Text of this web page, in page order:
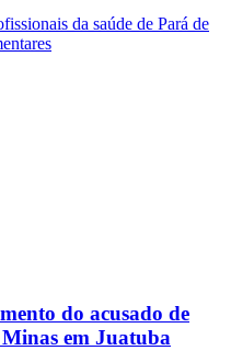
da saúde de Pará de
do acusado de
em Juatuba